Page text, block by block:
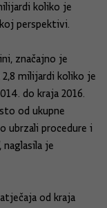
koliko je
perspektivi.
značajno je
milijardi koliko je
do kraja 2016.
od ukupne
ubrzali procedure i
je
od kraja